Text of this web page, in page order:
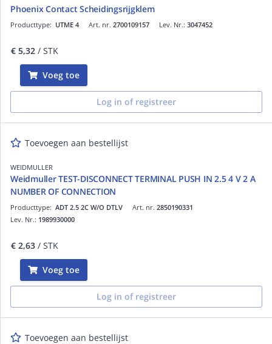
Phoenix Contact Scheidingsrijgklem
Art. nr. 2700109157
Producttype: UTME 4 Lev. Nr.: 3047452
€ 5,32 / STK
Voeg toe
Log in of registreer
Toevoegen aan bestellijst
WEIDMULLER
Weidmuller TEST-DISCONNECT TERMINAL PUSH IN 2.5 4 V 2 A
NUMBER OF CONNECTION
Art. nr. 2850190331
Producttype: ADT 2.5 2C W/O DTLV
Lev. Nr.: 1989930000
€ 2,63 / STK
Voeg toe
Log in of registreer
Toevoegen aan bestellijst